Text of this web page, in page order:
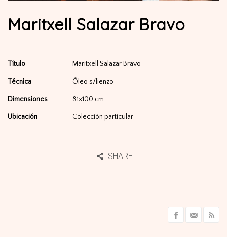
Maritxell Salazar Bravo
Título Maritxell Salazar Bravo
Técnica Óleo s/lienzo
Dimensiones 81x100 cm
Ubicación Colección particular
SHARE